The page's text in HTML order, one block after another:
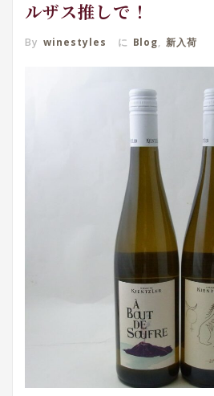
ルザス推しで！
By winestyles に Blog, 新入荷